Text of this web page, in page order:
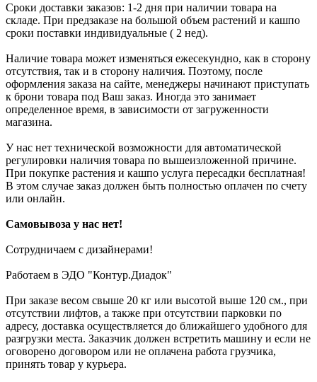
Сроки доставки заказов: 1-2 дня при наличии товара на
складе. При предзаказе на большой объем растений и кашпо
сроки поставки индивидуальные ( 2 нед).
Наличие товара может изменяться ежесекундно, как в сторону
отсутствия, так и в сторону наличия. Поэтому, после
оформления заказа на сайте, менеджеры начинают приступать
к брони товара под Ваш заказ. Иногда это занимает
определенное время, в зависимости от загруженности
магазина.
У нас нет технической возможности для автоматической
регулировки наличия товара по вышеизложенной причине.
При покупке растения и кашпо услуга пересадки бесплатная!
В этом случае заказ должен быть полностью оплачен по счету
или онлайн.
Самовывоза у нас нет!
Сотрудничаем с дизайнерами!
Работаем в ЭДО "Контур.Диадок"
При заказе весом свыше 20 кг или высотой выше 120 см., при
отсутствии лифтов, а также при отсутствии парковки по
адресу, доставка осуществляется до ближайшего удобного для
разгрузки места. Заказчик должен встретить машину и если не
оговорено договором или не оплачена работа грузчика,
принять товар у курьера.